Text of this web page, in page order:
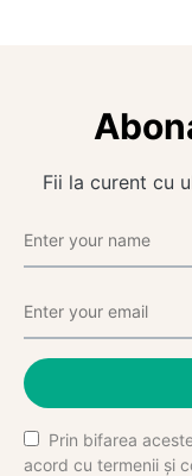
Fii la curent cu
Prin bifarea
acord cu termenii și